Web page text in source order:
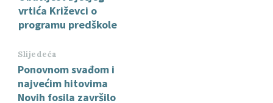
vrtića Križevci o
programu predškole
Slijedeća
Ponovnom svađom i
najvećim hitovima
Novih fosila završilo